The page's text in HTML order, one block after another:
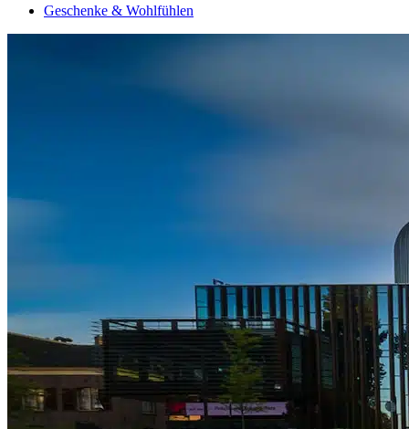
Geschenke & Wohlfühlen